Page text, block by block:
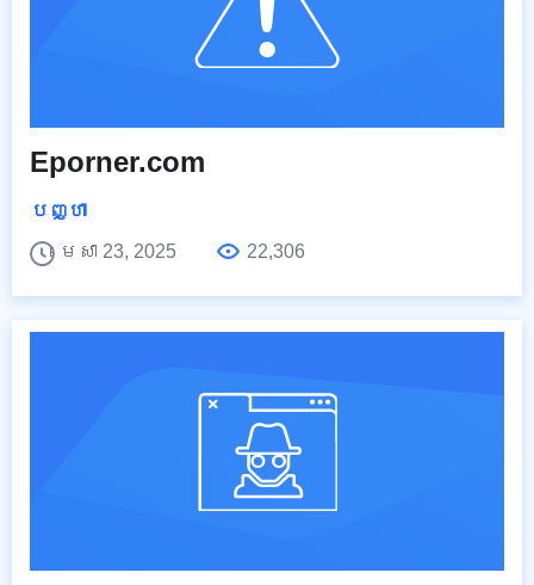
Eporner.com
បញ្ហា
មេសា 23, 2025
22,306